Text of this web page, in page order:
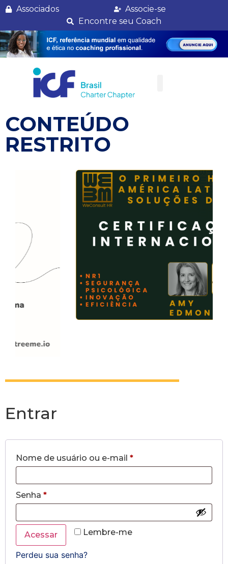
Associados
Associe-se
Encontre seu Coach
CONTEÚDO
RESTRITO
Entrar
Nome de usuário ou e-mail *
Senha *
Lembre-me
Acessar
Perdeu sua senha?